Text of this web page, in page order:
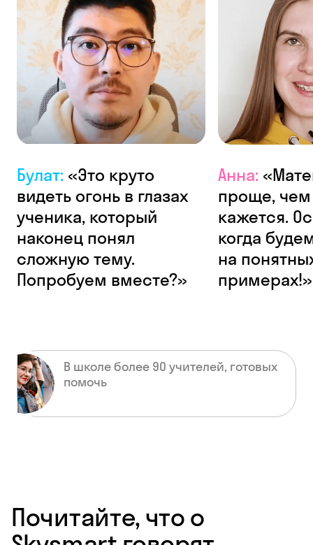
Булат: «Это круто
видеть огонь в глазах
ученика, который
наконец понял
сложную тему.
Попробуем вместе?»
Анна:
проще, чем
кажется.
когда
на
примерах!»
В школе более 90 учителей, готовых
помочь
Почитайте, что о